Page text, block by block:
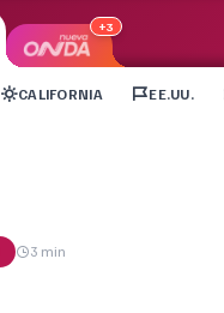
+3
CALIFORNIA EE.UU.
3 min